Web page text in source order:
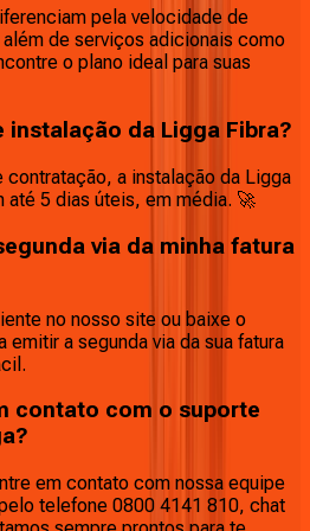
pela velocidade de
de serviços adicionais como
o plano ideal para suas
instalação da Ligga Fibra?
a instalação da Ligga
até 5 dias úteis, em média. 🚀
via da minha fatura
no nosso site ou baixe o
emitir a segunda via da sua fatura
contato com o suporte
em contato com nossa equipe
telefone 0800 4141 810, chat